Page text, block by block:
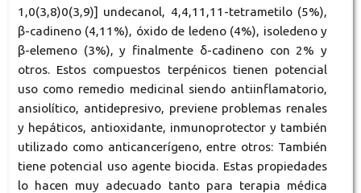
1,0(3,8)0(3,9)] undecanol, 4,4,11,11-tetrametilo (5%),
β-cadineno (4,11%), óxido de ledeno (4%), isoledeno y
β-elemeno (3%), y finalmente δ-cadineno con 2% y
otros. Estos compuestos terpénicos tienen potencial
uso como remedio medicinal siendo antiinflamatorio,
ansiolítico, antidepresivo, previene problemas renales
y hepáticos, antioxidante, inmunoprotector y también
utilizado como anticancerígeno, entre otros: También
tiene potencial uso agente biocida. Estas propiedades
lo hacen muy adecuado tanto para terapia médica